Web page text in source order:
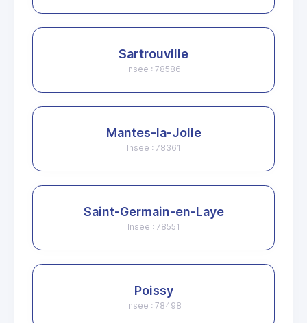
Sartrouville
Insee : 78586
Mantes-la-Jolie
Insee : 78361
Saint-Germain-en-Laye
Insee : 78551
Poissy
Insee : 78498